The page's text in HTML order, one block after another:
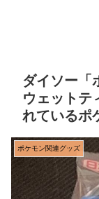
ダイソー「
ウェットテ
れているポ
ポケモン関連グッズ